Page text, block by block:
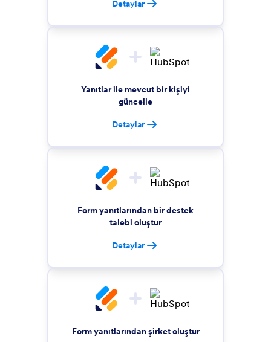
Detaylar
Yanıtlar ile mevcut bir kişiyi
güncelle
Detaylar
Form yanıtlarından bir destek
talebi oluştur
Detaylar
Form yanıtlarından şirket oluştur